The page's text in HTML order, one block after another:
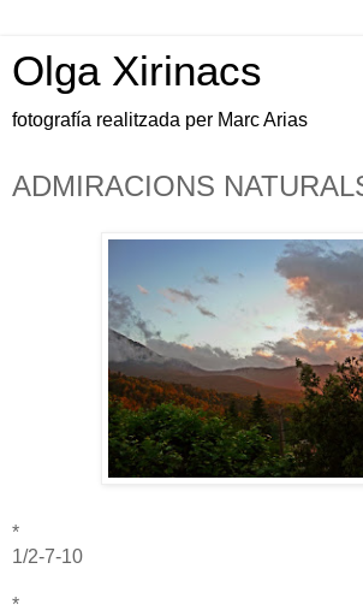
Olga Xirinacs
fotografía realitzada per Marc Arias
ADMIRACIONS
*
1/2-7-10
*